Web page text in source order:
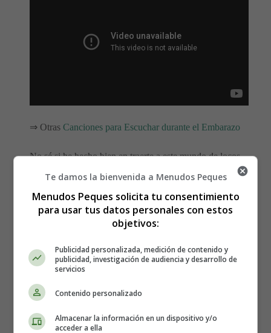
⇒ Otras Canciones para Escuchar durante el Embarazo
No sé si he hecho bien en traerte a este mundo de locos
No sé si he hecho bien, pero cuando te miro a los ojos
Me salen escudos del pecho, te quiero morder
No puedo decirte que vaya a ser fácil, a veces
Pero, hay carreteras que bailan despacio
Colores que nunca podrás olvidar
Hay besos eternos que no se terminan
Y risas que nunca podrás comparar
Te damos la bienvenida a Menudos Peques
Menudos Peques solicita tu consentimiento
para usar tus datos personales con estos
objetivos:
Publicidad personalizada, medición de contenido y
publicidad, investigación de audiencia y desarrollo de
servicios
Contenido personalizado
Almacenar la información en un dispositivo y/o
acceder a ella